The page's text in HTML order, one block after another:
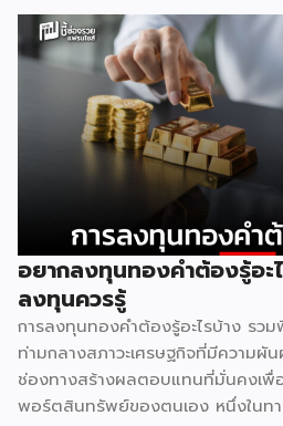
ไม่ใช่เรื่องบังเอิญ และไม่ใช่เรื่องที่แ
เป็นผลลัพธ์ตามธรรมชาติของกลไ
มีอยู่จำกัด ธุรกิจค้าปลีกทุกประเภท
สัญจร” เป็นหัวใจหลัก ไม่ว่าจะเป็นสี่
ออกทุกวัน หน้าปั๊มน้ำมัน หรือหน้าคอ
ทำเลลักษณะนี้ในแต่ละพื้นที่มีจำนวน
CJ More ต่างก็มองหาปัจจัยเดียวกั
สูงสุด จุดที่ตอบโจทย์ได้ดีที่สุดจึงมัก
ผลคือทั้งสองแบรนด์ไปกระจุกตัวอยู่
ธรรมชาติ ไม่ต่างจากปั๊มน้ำมันหลาย
ถนนสายหลัก 2. ทฤษฎีคลัสเตอร์การ
ในทางเศรษฐศาสตร์ค้าปลีกมีหลักการ
agglomeration หรือการรวมกลุ่มธุรกิ
เดียว ฟังดูขัดสามัญสำนึกที่ว่าคู่แข่งค
จริงกลับตรงกันข้าม เพราะจุดที่มี 7-
ด้วยกันจะกลายเป็น “จุดหมายปลายท
อยากลงทุนทองคำต้องรู้อะ
ลงทุนควรรู้
การลงทุนทองคำต้องรู้อะไรบ้าง รว
ท่ามกลางสภาวะเศรษฐกิจที่มีความ
ช่องทางสร้างผลตอบแทนที่มั่นคงเพื่อ
พอร์ตสินทรัพย์ของตนเอง หนึ่งในท